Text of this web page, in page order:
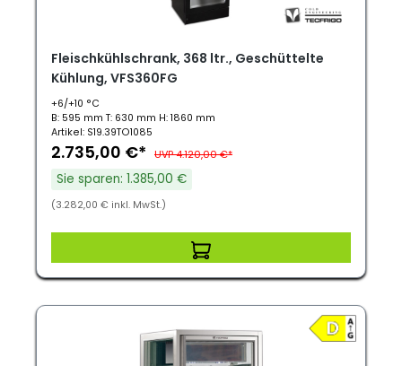
Fleischkühlschrank, 368 ltr., Geschüttelte
Kühlung, VFS360FG
+6/+10 °C
B: 595 mm T: 630 mm H: 1860 mm
Artikel: S19.39TO1085
2.735,00 €* UVP 4.120,00 €*
Sie sparen: 1.385,00 €
(3.282,00 € inkl. MwSt.)